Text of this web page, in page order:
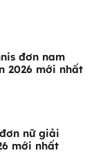
đơn nam
2026 mới nhất
nữ giải
mới nhất